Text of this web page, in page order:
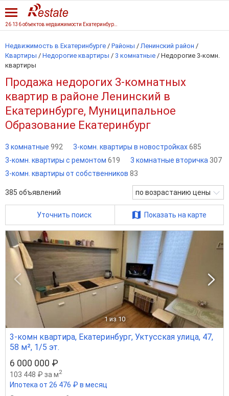
Недвижимость в Екатеринбурге / Районы / Ленинский район /
Квартиры / Недорогие квартиры / 3 комнатные / Недорогие 3-комн.
квартиры
Продажа недорогих 3-комнатных
квартир в районе Ленинский в
Екатеринбурге, Муниципальное
Образование Екатеринбург
3 комнатные 992 3-комн. квартиры в новостройках685
3-комн. квартиры с ремонтом 619 3 комнатные вторичка 307
3-комн. квартиры от собственников 83
385 объявлений по возрастанию цены
Уточнить поиск Показать на карте
1 из 10
3-комн квартира, Екатеринбург, Уктусская улица, 47,
58 м², 1/5 эт.
6 000 000 ₽
103 448 ₽ за м2
Ипотека от 26 476 ₽ в месяц